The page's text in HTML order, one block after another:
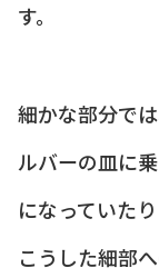
す。
細かな部分で
ルバーの皿に
になっていた
こうした細部